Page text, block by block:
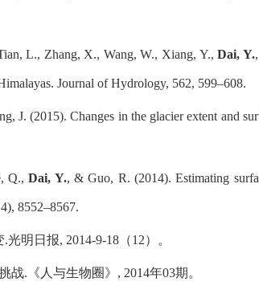
L., Zhang, X., Wang, W., Xiang, Y.,Dai, Y.
Journal of Hydrology, 562, 599–608.
J. (2015). Changes in the glacier extent and
Q.,Dai, Y., & Guo, R. (2014). Estimating
8552–8567.
明日报, 2014-9-18（12）。
战.《人与生物圈》, 2014年03期。